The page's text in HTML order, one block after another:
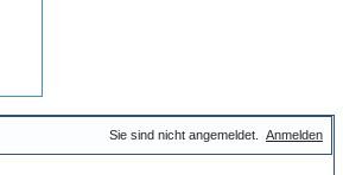
Sie sind nicht angemeldet. Anmelden